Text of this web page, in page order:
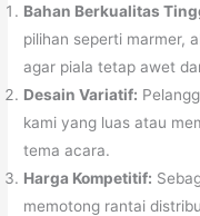
Bahan Berkualitas
pilihan seperti marmer,
agar piala tetap awet
Desain Variatif:
kami yang luas atau
tema acara.
Harga Kompetitif:
memotong rantai